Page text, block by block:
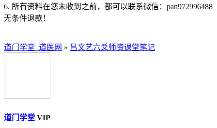
6. 所有资料在您未收到之前，都可以联系微信：pan972996488
无条件退款！
道门学堂_道医网 » 吕文艺六爻师资课堂笔记
道门学堂 VIP